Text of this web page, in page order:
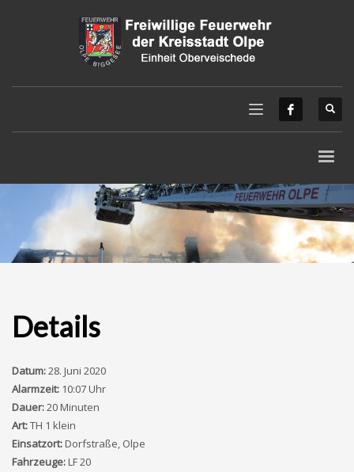
Details
Datum:28. Juni 2020
Alarmzeit: 10:07 Uhr
Dauer:20 Minuten
Art:TH 1 klein
Einsatzort:Dorfstraße, Olpe
Fahrzeuge:LF 20